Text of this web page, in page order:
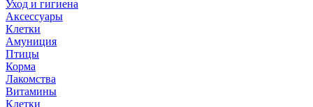
Уход и гигиена
Аксессуары
Клетки
Амуниция
Птицы
Корма
Лакомства
Витамины
Клетки